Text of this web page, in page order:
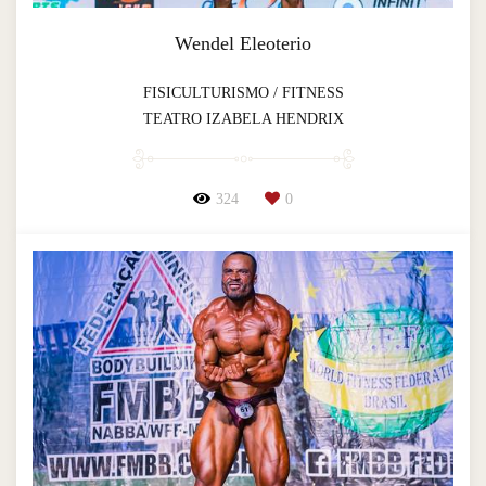
Wendel Eleoterio
FISICULTURISMO / FITNESS
TEATRO IZABELA HENDRIX
324 0